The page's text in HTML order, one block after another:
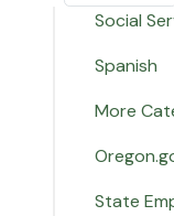
Social
Spanish
More
State